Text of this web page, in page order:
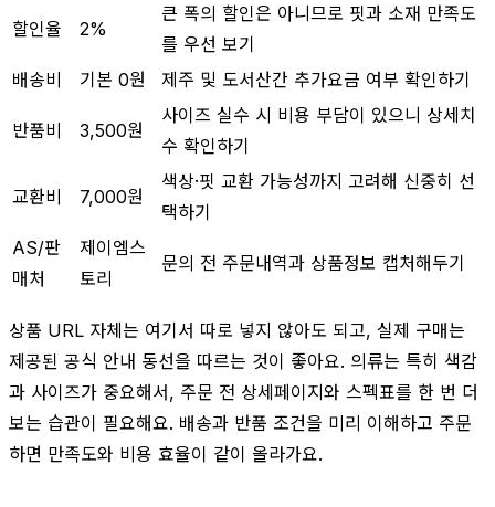
할인율 2%
큰 폭의 할인은 아니므로 핏과 소재 만족도
를 우선 보기
배송비
기본 0원 제주 및 도서산간 추가요금 여부 확인하기
반품비 3,500원
사이즈 실수 시 비용 부담이 있으니 상세치
수 확인하기
교환비 7,000원
색상·핏 교환 가능성까지 고려해 신중히 선
택하기
AS/판
매처
제이엠스
토리
문의 전 주문내역과 상품정보 캡처해두기
상품 URL 자체는 여기서 따로 넣지 않아도 되고, 실제 구매는
제공된 공식 안내 동선을 따르는 것이 좋아요. 의류는 특히 색감
과 사이즈가 중요해서, 주문 전 상세페이지와 스펙표를 한 번 더
보는 습관이 필요해요. 배송과 반품 조건을 미리 이해하고 주문
하면 만족도와 비용 효율이 같이 올라가요.